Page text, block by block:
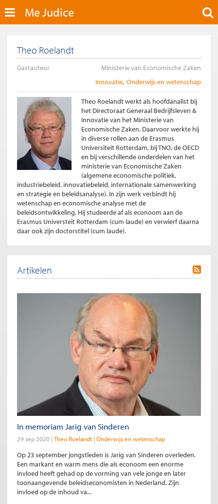
Me Judice
Theo Roelandt
Gastauteur
Ministerie van Economische Zaken
Innovatie Onderwijs en wetenschap
Theo Roelandt werkt als hoofdanalist bij
het Directoraat Generaal Bedrijfsleven &
Innovatie van het Ministerie van
Economische Zaken. Daarvoor werkte hij
in diverse rollen aan de Erasmus
Universiteit Rotterdam, bij TNO, de OECD
en bij verschillende onderdelen van het
ministerie van Economische Zaken
(algemene economische politiek,
industriebeleid, innovatiebeleid, internationale samenwerking
en strategie en beleidsanalyse). In zijn werk verbindt hij
wetenschap en economische analyse met de
beleidsontwikkeling. Hij studeerde af als econoom aan de
Erasmus Universteit Rotterdam (cum laude) en verwierf daarna
daar ook zijn doctorstitel (cum laude).
Artikelen
In memoriam Jarig van Sinderen
29 sep 2020 Theo Roelandt Onderwijs en wetenschap
Op 23 september jongstleden is Jarig van Sinderen overleden.
Een markant en warm mens die als econoom een enorme
invloed heeft gehad op de vorming van vele jonge en later
toonaangevende beleidseconomisten in Nederland. Zijn
invloed op de inhoud va...